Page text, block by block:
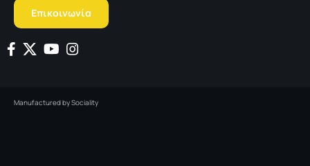
Επικοινωνία
Manufactured bySociality